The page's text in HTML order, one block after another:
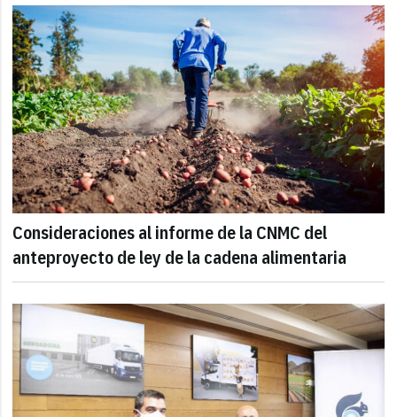
Consideraciones al informe de la CNMC del
anteproyecto de ley de la cadena alimentaria